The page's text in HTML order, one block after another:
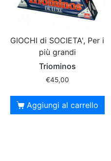
GIOCHI di SOCIETA', Per i
più grandi
Triominos
€45,00
Aggiungi al carrello